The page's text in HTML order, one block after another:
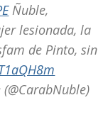
Ñuble,
lesionada, la
de Pinto, sin